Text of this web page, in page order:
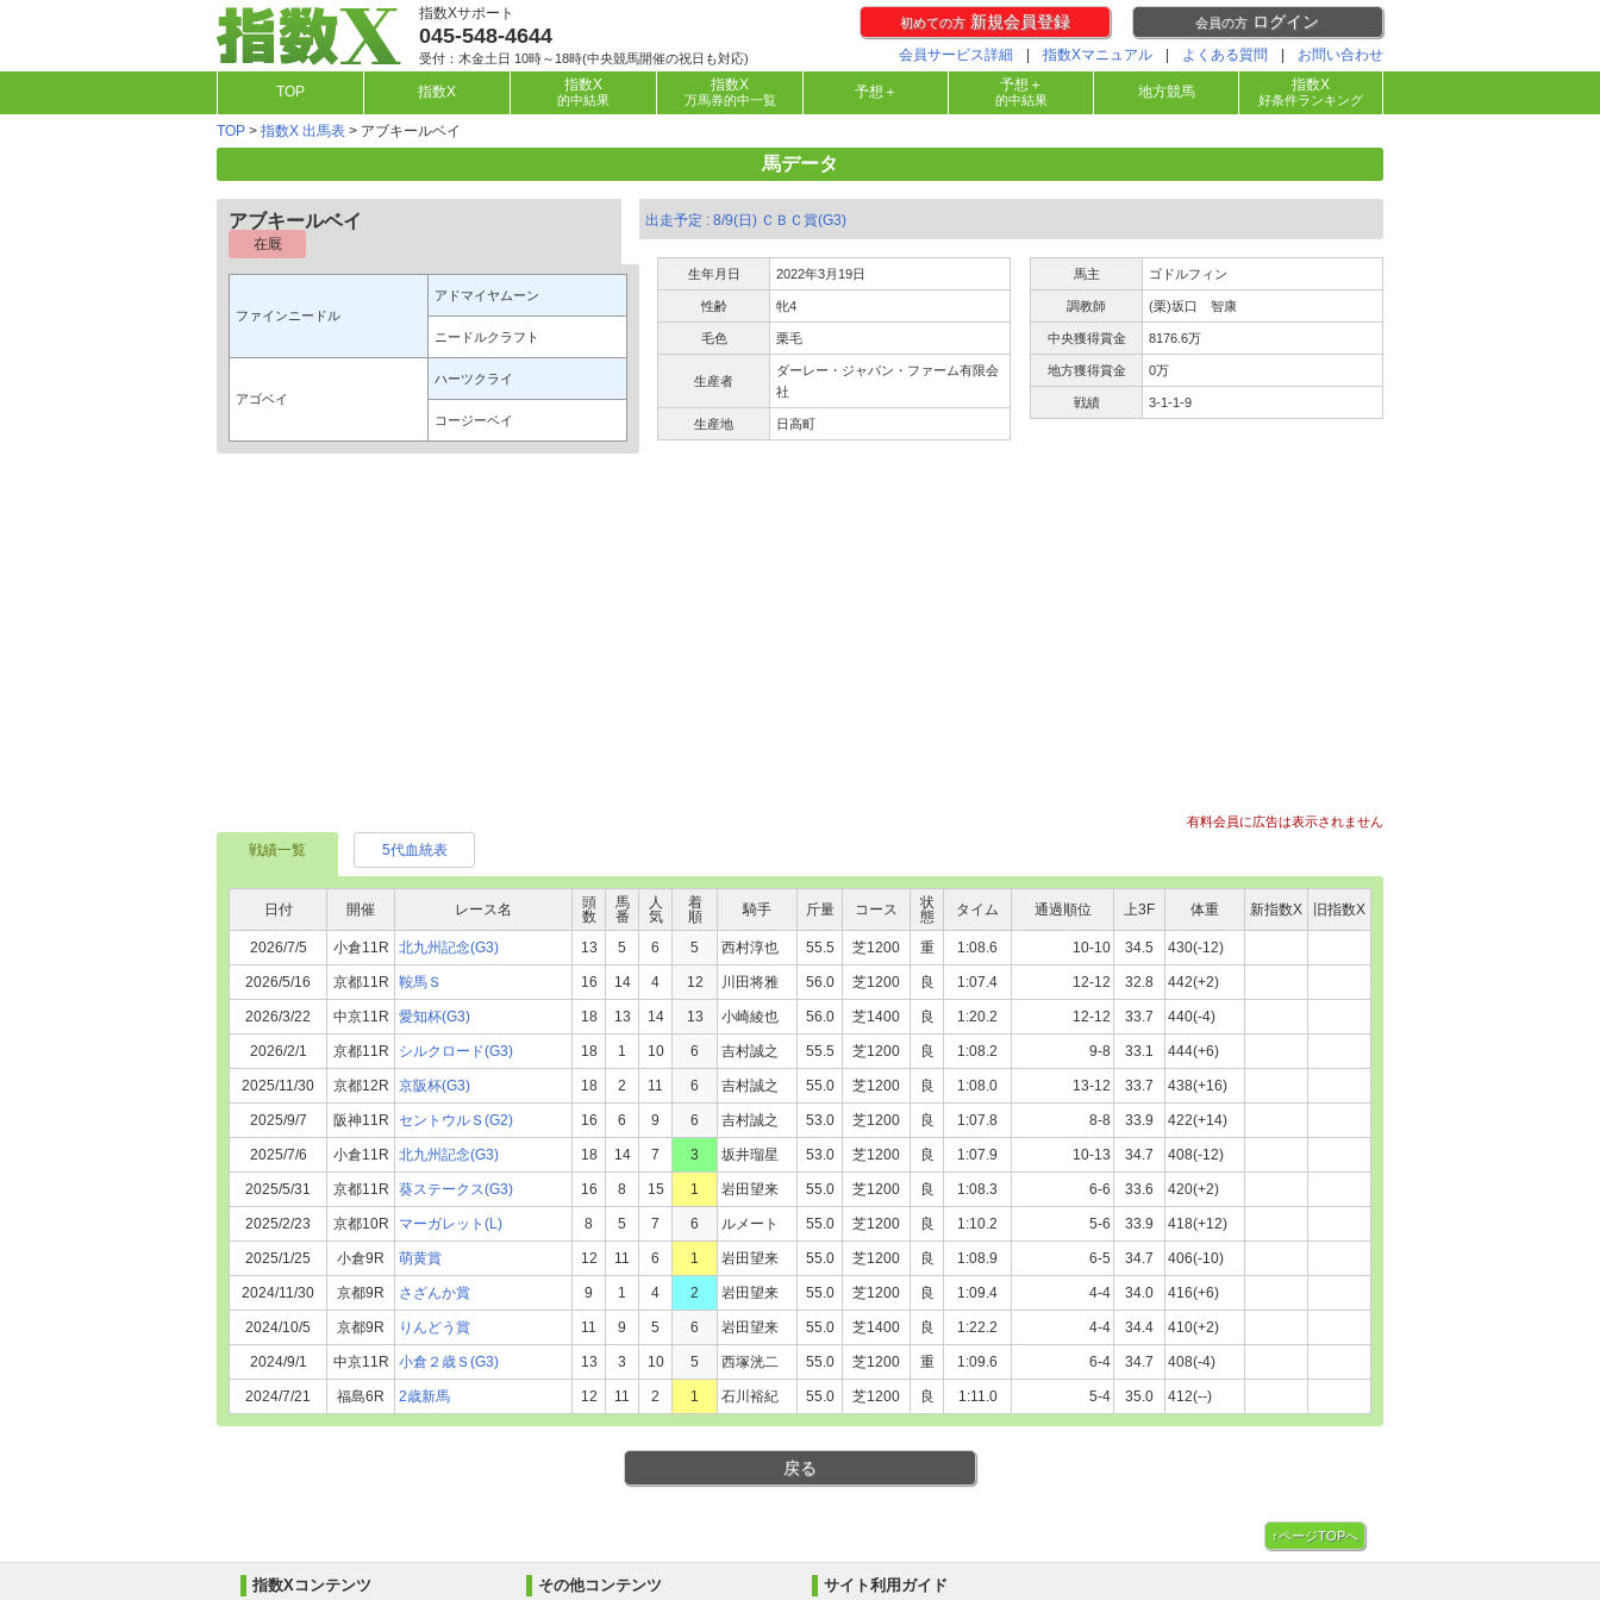
指数Xサポート
045-548-4644
受付：木金土日 10時～18時(中央競馬開催の祝日も対応)
初めての方新規会員登録 会員の方 ログイン
会員サービス詳細 指数Xマニュアル よくある質問 お問い合わせ
TOP 指数X 指数X
的中結果
指数X
万馬券的中一覧 予想＋ 予想＋
的中結果 地方競馬 指数X
好条件ランキング
TOP > 指数X 出馬表 > アブキールベイ
馬データ
アブキールベイ
在厩
ファインニードル
アドマイヤムーン
ニードルクラフト
アゴベイ
ハーツクライ
コージーベイ
出走予定 : 8/9(日) ＣＢＣ賞(G3)
生年月日 2022年3月19日
性齢 牝4
毛色 栗毛
生産者
ダーレー・ジャパン・ファーム有限会
社
生産地 日高町
馬主 ゴドルフィン
調教師 (栗)坂口 智康
中央獲得賞金 8176.6万
地方獲得賞金 0万
戦績 3-1-1-9
有料会員に広告は表示されません
戦績一覧 5代血統表
日付 開催 レース名
頭
数
馬
番
人
気
着
順
騎手 斤量 コース
状
態
タイム 通過順位 上3F 体重 新指数X 旧指数X
2026/7/5 小倉11R 北九州記念(G3) 13 5 6 5 西村淳也 55.5 芝1200 重 1:08.6 10-10 34.5 430(-12)
2026/5/16 京都11R 鞍馬Ｓ 16 14 4 12 川田将雅 56.0 芝1200 良 1:07.4 12-12 32.8 442(+2)
2026/3/22 中京11R 愛知杯(G3) 18 13 14 13 小崎綾也 56.0 芝1400 良 1:20.2 12-12 33.7 440(-4)
2026/2/1 京都11R シルクロード(G3) 18 1 10 6 吉村誠之 55.5 芝1200 良 1:08.2 9-8 33.1 444(+6)
2025/11/30 京都12R 京阪杯(G3) 18 2 11 6 吉村誠之 55.0 芝1200 良 1:08.0 13-12 33.7 438(+16)
2025/9/7 阪神11R セントウルＳ(G2) 16 6 9 6 吉村誠之 53.0 芝1200 良 1:07.8 8-8 33.9 422(+14)
2025/7/6 小倉11R 北九州記念(G3) 18 14 7 3 坂井瑠星 53.0 芝1200 良 1:07.9 10-13 34.7 408(-12)
2025/5/31 京都11R 葵ステークス(G3) 16 8 15 1 岩田望来 55.0 芝1200 良 1:08.3 6-6 33.6 420(+2)
2025/2/23 京都10R マーガレット(L) 8 5 7 6 ルメート 55.0 芝1200 良 1:10.2 5-6 33.9 418(+12)
2025/1/25 小倉9R 萌黄賞 12 11 6 1 岩田望来 55.0 芝1200 良 1:08.9 6-5 34.7 406(-10)
2024/11/30 京都9R さざんか賞 9 1 4 2 岩田望来 55.0 芝1200 良 1:09.4 4-4 34.0 416(+6)
2024/10/5 京都9R りんどう賞 11 9 5 6 岩田望来 55.0 芝1400 良 1:22.2 4-4 34.4 410(+2)
2024/9/1 中京11R 小倉２歳Ｓ(G3) 13 3 10 5 西塚洸二 55.0 芝1200 重 1:09.6 6-4 34.7 408(-4)
2024/7/21 福島6R 2歳新馬 12 11 2 1 石川裕紀 55.0 芝1200 良 1:11.0 5-4 35.0 412(--)
戻る
↑ページTOPへ
指数Xコンテンツ その他コンテンツ サイト利用ガイド